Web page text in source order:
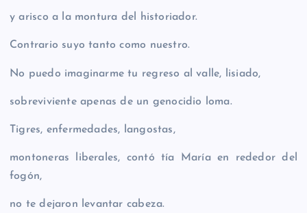
y arisco a la montura del historiador.
Contrario suyo tanto como nuestro.
No puedo imaginarme tu regreso al valle, lisiado,
sobreviviente apenas de un genocidio loma.
Tigres, enfermedades, langostas,
montoneras liberales, contó tía María en rededor del
fogón,
no te dejaron levantar cabeza.